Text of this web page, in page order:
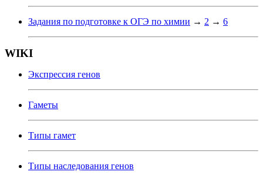
Задания по подготовке к ОГЭ по химии → 2 → 6
WIKI
Экспрессия генов
Гаметы
Типы гамет
Типы наследования генов